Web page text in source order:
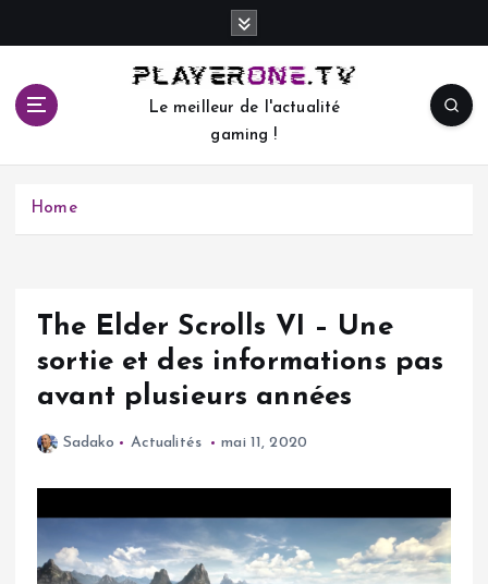
c
Le meilleur de l'actualité
gaming !
Home
The Elder Scrolls VI – Une
sortie et des informations pas
avant plusieurs années
Sadako Actualités mai 11, 2020